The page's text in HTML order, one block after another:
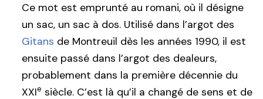
Ce mot est emprunté au romani, où il désigne
un sac, un sac à dos. Utilisé dans l’argot des
Gitans de Montreuil dès les années 1990, il est
ensuite passé dans l’argot des dealeurs,
probablement dans la première décennie du
XXIe siècle. C’est là qu’il a changé de sens et de